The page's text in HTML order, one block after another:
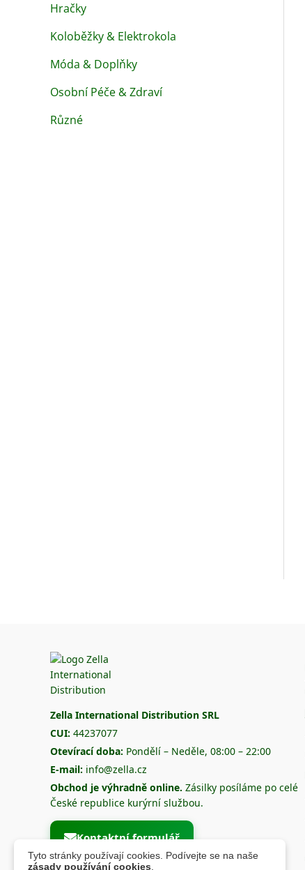
Tyto stránky používají cookies. Podívejte se na naše
zásady používání cookies
Hračky
Koloběžky & Elektrokola
Móda & Doplňky
Osobní Péče & Zdraví
Různé
Zella International Distribution SRL
CUI: 44237077
Otevírací doba: Pondělí – Neděle, 08:00 – 22:00
E-mail: info@zella.cz
Obchod je výhradně online. Zásilky posíláme po celé
České republice kurýrní službou.
Kontaktní formulář